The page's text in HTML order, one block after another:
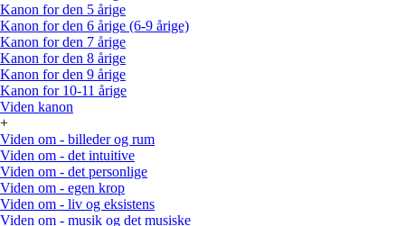
Kanon for den 5 årige
Kanon for den 6 årige (6-9 årige)
Kanon for den 7 årige
Kanon for den 8 årige
Kanon for den 9 årige
Kanon for 10-11 årige
Viden kanon
+
Viden om - billeder og rum
Viden om - det intuitive
Viden om - det personlige
Viden om - egen krop
Viden om - liv og eksistens
Viden om - musik og det musiske